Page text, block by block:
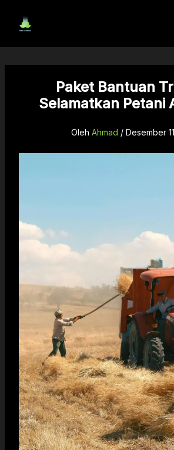
konten
Paket Bantuan
Selamatkan Petani
Oleh Ahmad / Desember